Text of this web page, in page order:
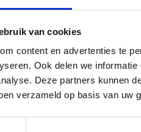
van cookies
content en advertenties te
Ook delen we
Deze partners kunnen
verzameld op basis van uw
zonder rietje
vervoer
design en de